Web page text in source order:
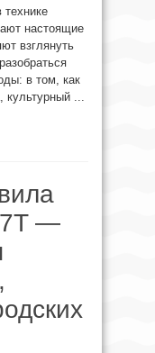
технике
настоящие
взглянуть
в том, как
культурный ...
—